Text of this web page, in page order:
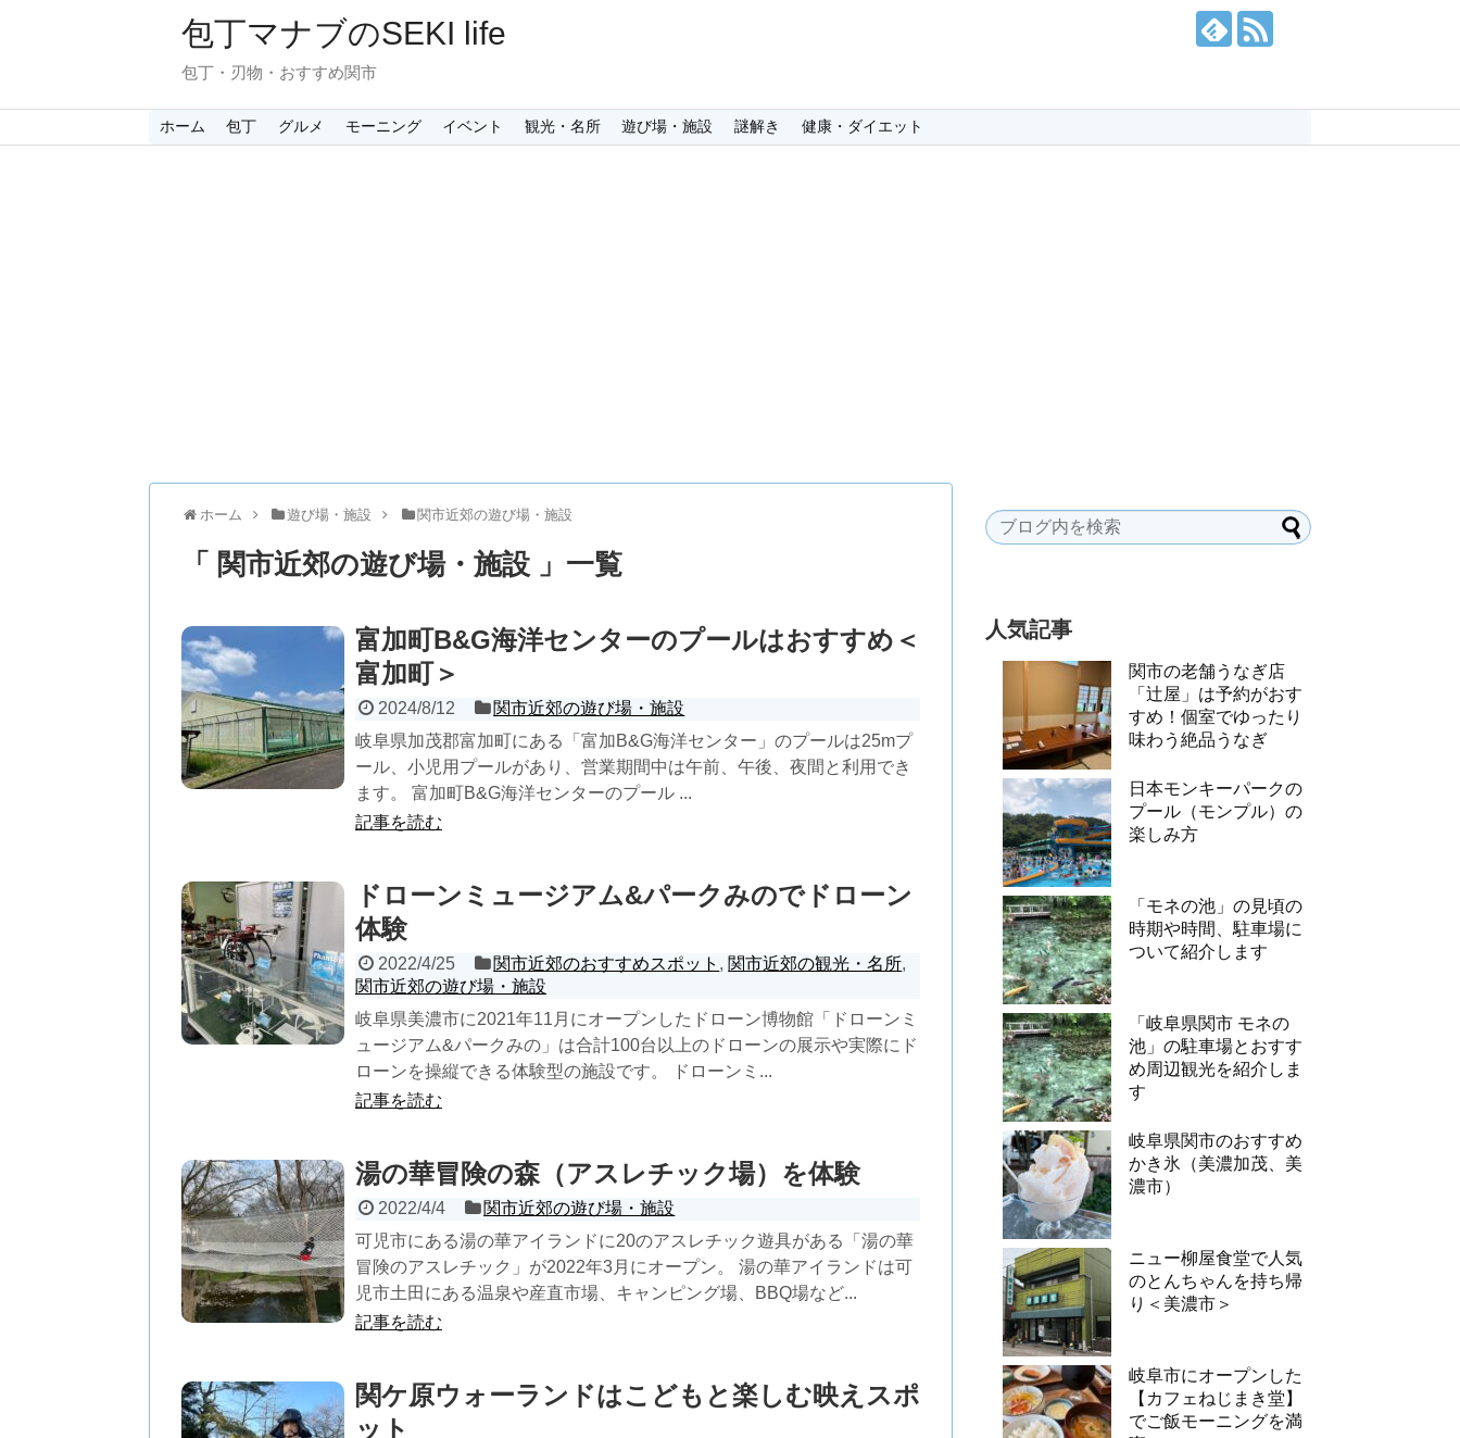
包丁マナブのSEKI life
包丁・刃物・おすすめ関市
ホーム 包丁 グルメ モーニング イベント 観光・名所 遊び場・施設 謎解き 健康・ダイエット
ホーム 遊び場・施設 関市近郊の遊び場・施設
「 関市近郊の遊び場・施設 」一覧
富加町B&G海洋センターのプールはおすすめ＜
富加町＞
2024/8/12
関市近郊の遊び場・施設
岐阜県加茂郡富加町にある「富加B&G海洋センター」のプールは25mプ
ール、小児用プールがあり、営業期間中は午前、午後、夜間と利用でき
ます。 富加町B&G海洋センターのプール ...
記事を読む
ドローンミュージアム&パークみのでドローン
体験
2022/4/25 関市近郊のおすすめスポット , 関市近郊の観光・名所,
関市近郊の遊び場・施設
岐阜県美濃市に2021年11月にオープンしたドローン博物館「ドローンミ
ュージアム&パークみの」は合計100台以上のドローンの展示や実際にド
ローンを操縦できる体験型の施設です。 ドローンミ...
記事を読む
湯の華冒険の森（アスレチック場）を体験
2022/4/4
関市近郊の遊び場・施設
可児市にある湯の華アイランドに20のアスレチック遊具がある「湯の華
冒険のアスレチック」が2022年3月にオープン。 湯の華アイランドは可
児市土田にある温泉や産直市場、キャンピング場、BBQ場など...
記事を読む
関ケ原ウォーランドはこどもと楽しむ映えスポ
ット
人気記事
関市の老舗うなぎ店
「辻屋」は予約がおす
すめ！個室でゆったり
味わう絶品うなぎ
日本モンキーパークの
プール（モンプル）の
楽しみ方
「モネの池」の見頃の
時期や時間、駐車場に
ついて紹介します
「岐阜県関市 モネの
池」の駐車場とおすす
め周辺観光を紹介しま
す
岐阜県関市のおすすめ
かき氷（美濃加茂、美
濃市）
ニュー柳屋食堂で人気
のとんちゃんを持ち帰
り＜美濃市＞
岐阜市にオープンした
【カフェねじまき堂】
でご飯モーニングを満